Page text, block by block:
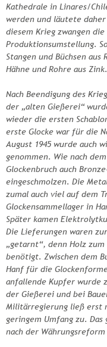
Kathedrale in Linares/
werden und läutete daher
diesem Krieg zwangen
Produktionsumstellung.
Stangen und Büchsen aus
Hähne und Rohre aus Zink.
Nach Beendigung des
der „alten Gießerei“
wieder die ersten
erste Glocke war für die
August 1945 wurde auch
genommen. Wie nach
Glockenbruch auch
eingeschmolzen. Die
zumal auch viel auf dem
Glockensammellager in
Später kamen
Die Lieferungen waren
„getarnt“, denn Holz
benötigt. Zwischen dem
Hanf für die
anfallende Kupfer wurde
der Gießerei und bei
Militärregierung ließ erst
geringem Umfang zu.
nach der